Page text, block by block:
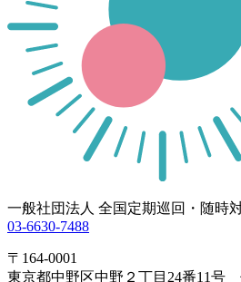
一般社団法人 全国定期巡回・随時
03-6630-7488
〒164-0001
東京都中野区中野２丁目24番11号